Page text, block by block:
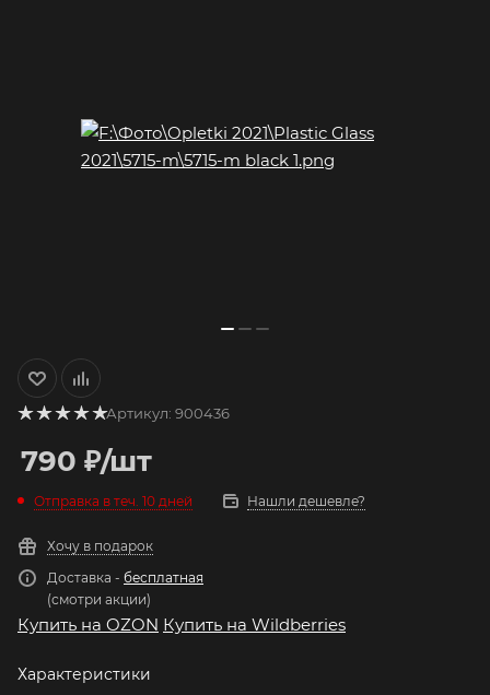
Артикул: 900436
790 ₽/шт
Отправка в теч. 10 дней Нашли дешевле?
Хочу в подарок
Доставка - бесплатная
(смотри акции)
Купить на OZON Купить на Wildberries
Характеристики